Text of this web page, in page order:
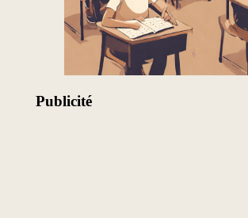
Publicité